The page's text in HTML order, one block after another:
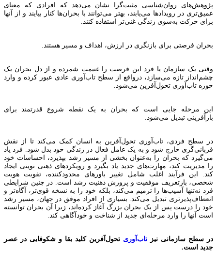
پژوهش‌های روان‌شناسی مثبت‌گرا نشان می‌دهد که افرادی که معنای
عمیق‌تری در رویدادها می‌یابند، بهتر می‌توانند با بحران‌ها کنار بیایند و از آنها
برای حرکت به‌سوی زندگی غنی‌تر استفاده کنند.
بحران‌ فرصتی برای بازنگری در ارزش‌، اهداف و مسیر هستند.
وقتی یک سازمان یا فرد این فرصت را غنیمت شمرده و از دل بحران یک
چشم‌انداز تازه می‌سازد، درواقع از سطح تاب‌آوری عادی عبور کرده و وارد
حوزه تاب‌آوری تحول‌آفرین می‌شود.
این مرحله جایی است که بحران به یک نقطه شروع قدرتمند برای
بازآفرینی تبدیل می‌شود.
در سطح فردی، تاب‌آوری تحول‌آفرین به انسان کمک می‌کند تا از نقش
قربانی‌گری خارج شود و به یک عامل فعال در زندگی خود بدل شود. فرد یاد
می‌گیرد که بحران را به‌عنوان بخشی از مسیر رشد بپذیرد، احساسات خود
را مدیریت کند، مهارت‌های جدید یاد بگیرد و رویکردهای ذهنی نوینی ایجاد
کند. این فرآیند اغلب شامل تغییر باورهای محدودکننده، تقویت هویت
شخصی، بازتعریف موفقیت و پرورش ذهنیت رشد است. در چنین شرایطی
فرد نه‌تنها آسیب‌ها را ترمیم می‌کند، بلکه خود را به نسخه قوی‌تر، آگاه‌تر و
انعطاف‌پذیرتری تبدیل می‌کند. بسیاری از افراد موفق در جهان، مسیر رشد
خود را درست پس از یک بحران بزرگ آغاز کرده‌اند، زیرا آن بحران توانسته
است آنها را وارد مرحله‌ای جدید از شناخت و خودآگاهی کند.
در سطح سازمانی نیز تاب‌آوری تحول‌آفرین کلید بقا و شکوفایی در عصر
جدید است.